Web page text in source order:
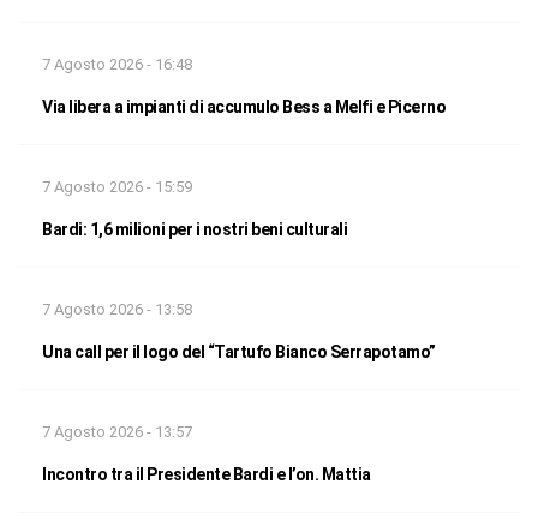
7 Agosto 2026 - 16:48
Via libera a impianti di accumulo Bess a Melfi e Picerno
7 Agosto 2026 - 15:59
Bardi: 1,6 milioni per i nostri beni culturali
7 Agosto 2026 - 13:58
Una call per il logo del “Tartufo Bianco Serrapotamo”
7 Agosto 2026 - 13:57
Incontro tra il Presidente Bardi e l’on. Mattia